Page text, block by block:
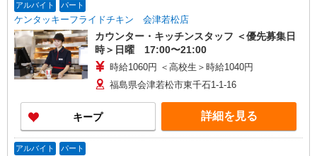
アルバイト パート
ケンタッキーフライドチキン 会津若松店
カウンター・キッチンスタッフ ＜優先募集日
時＞日曜 17:00〜21:00
時給1060円 ＜高校生＞時給1040円
福島県会津若松市東千石1-1-16
キープ 詳細を見る
アルバイト パート